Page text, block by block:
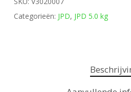
Categorieën: JPD, JPD 5.0 kg